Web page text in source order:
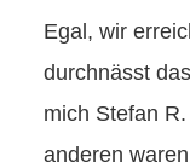
Egal, wir
durchnässt
mich Stefan
anderen